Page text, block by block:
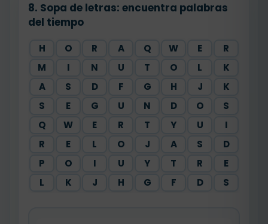
8. Sopa de letras: encuentra palabras
del tiempo
H O R A Q W E
R
M
I N U T O L
K
A
S D F G H J
K
S
E G U N D O
S
Q
W E R T Y U
I
R
E L O J A S
D
P
O I U Y T R
E
L
K J H G F D S